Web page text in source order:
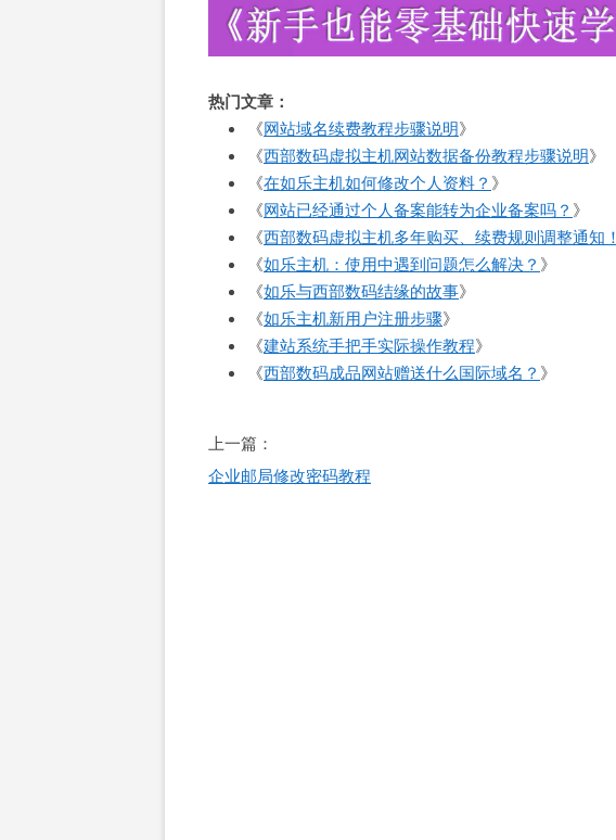
热门文章：
《网站域名续费教程步骤说明》
《西部数码虚拟主机网站数据备份教程步骤说明》
《在如乐主机如何修改个人资料？ 》
《网站已经通过个人备案能转为企业备案吗？ 》
《西部数码虚拟主机多年购买、续费规则调整通知！
《如乐主机：使用中遇到问题怎么解决？ 》
《如乐与西部数码结缘的故事》
《如乐主机新用户注册步骤》
《建站系统手把手实际操作教程》
《西部数码成品网站赠送什么国际域名？ 》
文
章
上一篇：
企业邮局修改密码教程